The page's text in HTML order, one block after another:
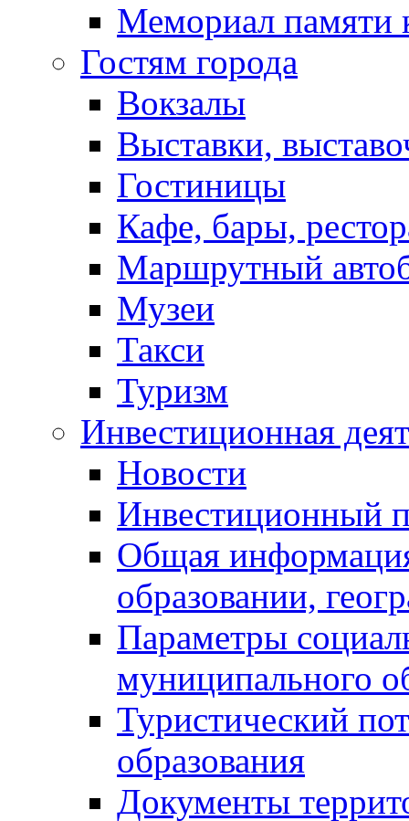
Мемориал памяти
Гостям города
Вокзалы
Выставки,
Гостиницы
Кафе, бары,
Маршрутный
Музеи
Такси
Туризм
Инвестиционная
Новости
Инвестиционный
Общая
образовании,
Параметры
муниципального
Туристический
образования
Документы